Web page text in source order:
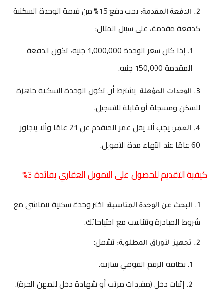
الدفعة المقدمة:
يجب دفع 15% من قيمة الوحدة السكنية
كدفعة مقدمة، على سبيل المثال:
إذا كان سعر الوحدة 1,000,000 جنيه، تكون الدفعة
المقدمة 150,000 جنيه.
الوحدات المؤهلة: يشترط أن تكون الوحدة السكنية جاهزة
للسكن ومسجلة أو قابلة للتسجيل.
العمر:
يجب ألا يقل عمر المتقدم عن 21 عامًا وألا يتجاوز
60 عامًا عند انتهاء مدة التمويل.
كيفية التقديم للحصول على التمويل العقاري بفائدة 3%
البحث عن الوحدة المناسبة: اختر وحدة سكنية تتماشى مع
شروط المبادرة وتتناسب مع احتياجاتك.
تجهيز الأوراق المطلوبة: تشمل:
بطاقة الرقم القومي سارية.
إثبات دخل (مفردات مرتب أو شهادة دخل للمهن الحرة).